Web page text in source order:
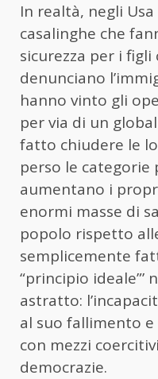
In realtà, negli Usa
casalinghe che
sicurezza per i figli
denunciano
hanno vinto gli
per via di un
fatto chiudere le
perso le categorie
aumentano i
enormi masse di
popolo rispetto
semplicemente
“principio ideale”’
astratto:
al suo fallimento
con mezzi
democrazie.